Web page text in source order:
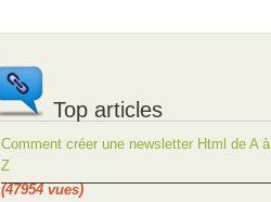
Top articles
Comment créer une newsletter Html de A à
Z
(47954 vues)